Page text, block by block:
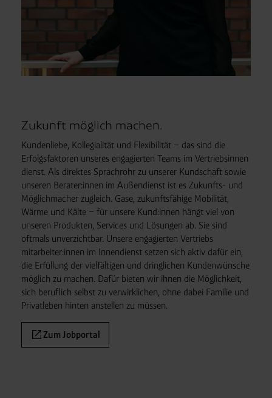
Zukunft möglich machen.
Kundenliebe, Kollegialität und Flexibilität – das sind die
Erfolgsfaktoren unseres engagierten Teams im Vertriebsinnen
dienst. Als direktes Sprachrohr zu unserer Kundschaft sowie
unseren Berater:innen im Außendienst ist es Zukunfts- und
Möglichmacher zugleich. Gase, zukunftsfähige Mobilität,
Wärme und Kälte – für unsere Kund:innen hängt viel von
unseren Produkten, Services und Lösungen ab. Sie sind
oftmals unverzichtbar. Unsere engagierten Vertriebs
mitarbeiter:innen im Innendienst setzen sich aktiv dafür ein,
die Erfüllung der vielfältigen und dringlichen Kundenwünsche
möglich zu machen. Dafür bieten wir ihnen die Möglichkeit,
sich beruflich selbst zu verwirklichen, ohne dabei Familie und
Privatleben hinten anstellen zu müssen.
Zum Jobportal